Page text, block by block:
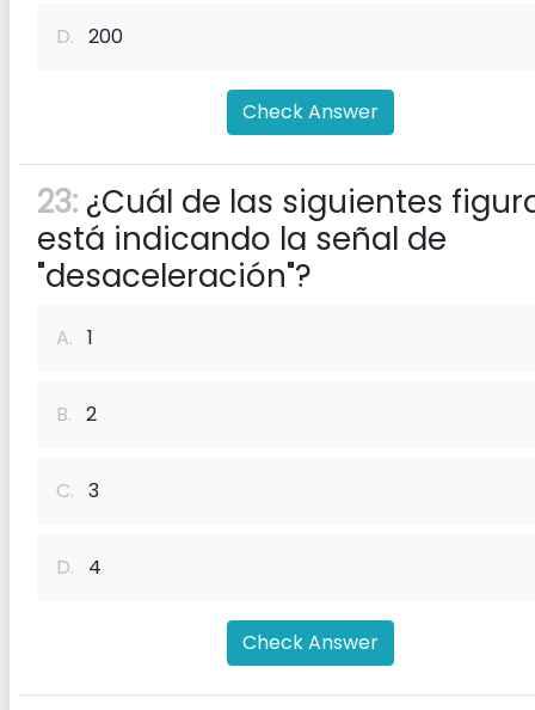
D. 200
Check Answer
23: ¿Cuál de las siguientes
está indicando la señal de
"desaceleración"?
A. 1
B. 2
C. 3
D. 4
Check Answer